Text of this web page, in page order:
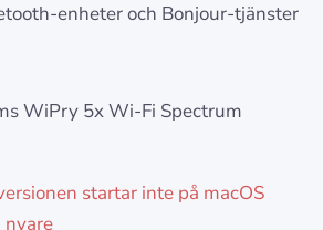
enheter och Bonjour-tjänster
WiPry 5x Wi-Fi Spectrum
startar inte på macOS
nyare